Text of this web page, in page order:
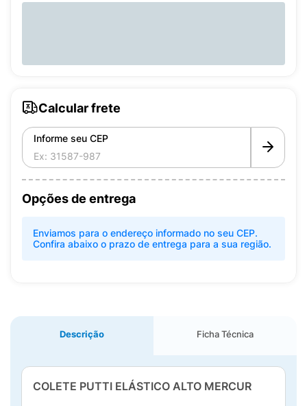
Calcular frete
Informe seu CEP
Opções de entrega
Enviamos para o endereço informado no seu CEP.
Confira abaixo o prazo de entrega para a sua região.
Descrição Ficha Técnica
COLETE PUTTI ELÁSTICO ALTO MERCUR